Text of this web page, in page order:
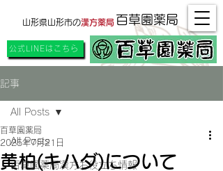
百草園薬局
山形県山形市の漢方薬局
公式LINEはこちら
記事
All Posts
百草園薬局漢方お役立ち情報
All Posts
黄柏(キハダ)について
百草園薬局
2025年7月21日